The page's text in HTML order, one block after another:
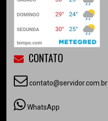
CONTATO
contato@servidor.com.br
WhatsApp